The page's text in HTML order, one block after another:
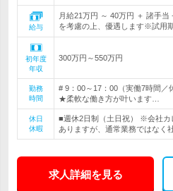
給与
月給21万円 ～ 40万円 ＋ 諸手
を考慮の上、優遇します※試用
初年度
年収
300万円～550万円
勤務
時間
# 9：00～17：00（実働7時間
★柔軟な働き方が叶います…
休日
休暇
■週休2日制（土日祝） ※会社カ
ありますが、通常業務ではなく
求人詳細を見る